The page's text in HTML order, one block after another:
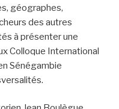
géographes,
des autres
à présenter une
Colloque International
Sénégambie